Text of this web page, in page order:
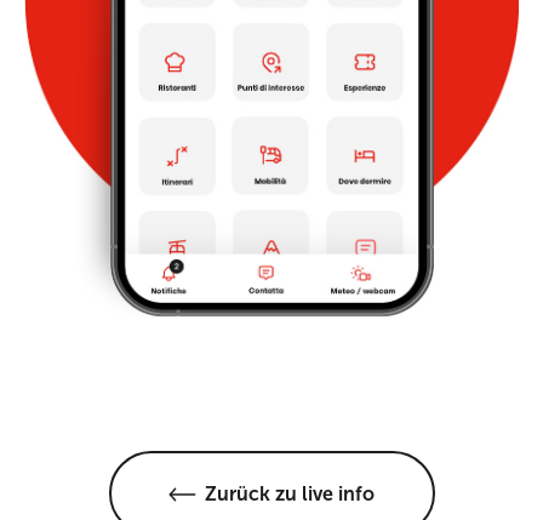
Zurück zu live info